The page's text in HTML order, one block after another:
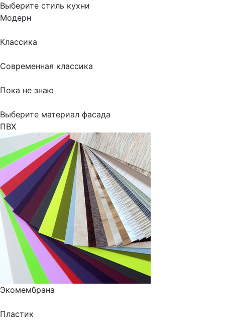
Выберите стиль кухни
Модерн
Классика
Современная классика
Пока не знаю
Выберите материал фасада
ПВХ
Экомембрана
Пластик